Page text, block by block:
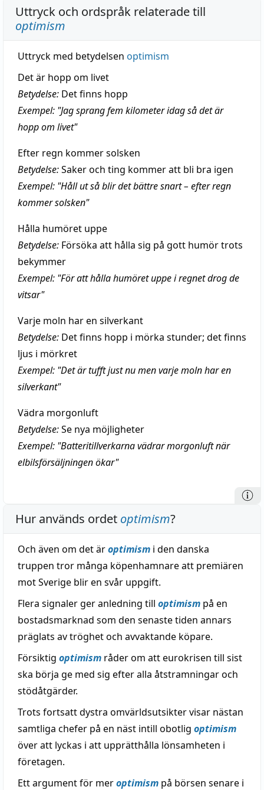
Uttryck och ordspråk relaterade till
optimism
Uttryck med betydelsen optimism
Det är hopp om livet
Betydelse: Det finns hopp
Exempel: "Jag sprang fem kilometer idag så det är
hopp om livet"
Efter regn kommer solsken
Betydelse:Saker och ting kommer att bli bra igen
Exempel: "Håll ut så blir det bättre snart – efter regn
kommer solsken"
Hålla humöret uppe
Betydelse: Försöka att hålla sig på gott humör trots
bekymmer
Exempel: "För att hålla humöret uppe i regnet drog de
vitsar"
Varje moln har en silverkant
Betydelse: Det finns hopp i mörka stunder; det finns
ljus i mörkret
Exempel: "Det är tufft just nu men varje moln har en
silverkant"
Vädra morgonluft
Betydelse:Se nya möjligheter
Exempel: "Batteritillverkarna vädrar morgonluft när
elbilsförsäljningen ökar"
Hur används ordet optimism?
Och även om det äroptimism i den danska
truppen tror många köpenhamnare att premiären
mot Sverige blir en svår uppgift.
Flera signaler ger anledning till optimism på en
bostadsmarknad som den senaste tiden annars
präglats av tröghet och avvaktande köpare.
Försiktig optimism råder om att eurokrisen till sist
ska börja ge med sig efter alla åtstramningar och
stödåtgärder.
Trots fortsatt dystra omvärldsutsikter visar nästan
samtliga chefer på en näst intill obotlig optimism
över att lyckas i att upprätthålla lönsamheten i
företagen.
Ett argument för meroptimism på börsen senare i